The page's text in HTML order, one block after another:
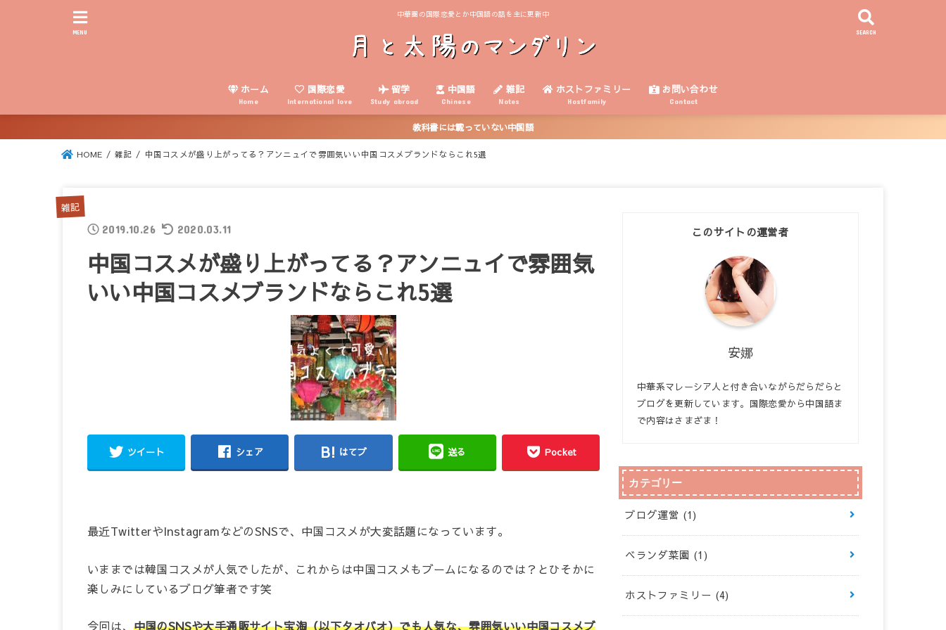
中華圏の国際恋愛とか中国語の話を主に更新中
ホーム
Home
国際恋愛
International love
留学
Study abroad
中国語
Chinese
雑記
Notes
ホストファミリー
Hostfamily
お問い合わせ
Contact
SEARCH
MENU
教科書には載っていない中国語
HOME 雑記 中国コスメが盛り上がってる？アンニュイで雰囲気いい中国コスメブランドならこれ5選
雑記
2019.10.26 2020.03.11
中国コスメが盛り上がってる？アンニュイで雰囲気
いい中国コスメブランドならこれ5選
ツイート シェア はてブ 送る Pocket
最近TwitterやInstagramなどのSNSで、中国コスメが大変話題になっています。
いままでは韓国コスメが人気でしたが、これからは中国コスメもブームになるのでは？とひそかに
楽しみにしているブログ筆者です笑
今回は、 中国のSNSや大手通販サイト宝淘（以下タオバオ）でも人気な、雰囲気いい中国コスメブ
このサイトの運営者
安娜
中華系マレーシア人と付き合いながらだらだらと
ブログを更新しています。国際恋愛から中国語ま
で内容はさまざま！
カテゴリー
ブログ運営 (1)
ベランダ菜園 (1)
ホストファミリー (4)